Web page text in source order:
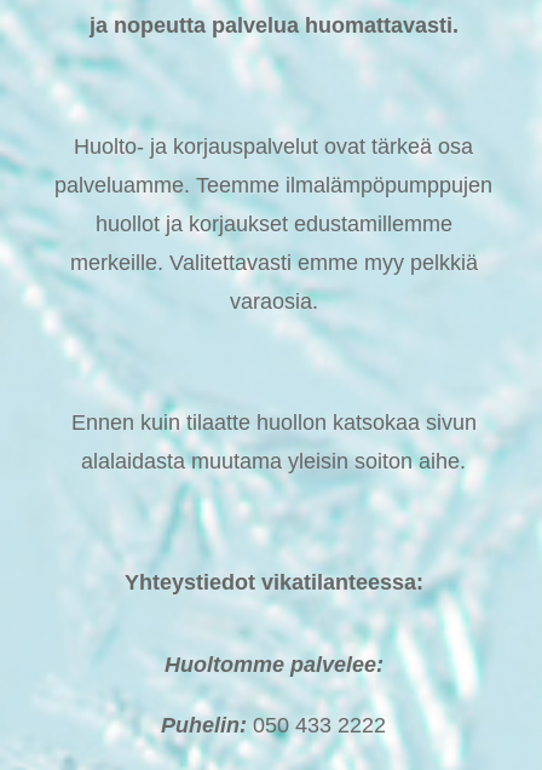
ja nopeutta palvelua huomattavasti.
Huolto- ja korjauspalvelut ovat tärkeä osa
palveluamme. Teemme ilmalämpöpumppujen
huollot ja korjaukset edustamillemme
merkeille. Valitettavasti emme myy pelkkiä
varaosia.
Ennen kuin tilaatte huollon katsokaa sivun
alalaidasta muutama yleisin soiton aihe.
Yhteystiedot vikatilanteessa:
Huoltomme palvelee:
Puhelin: 050 433 2222